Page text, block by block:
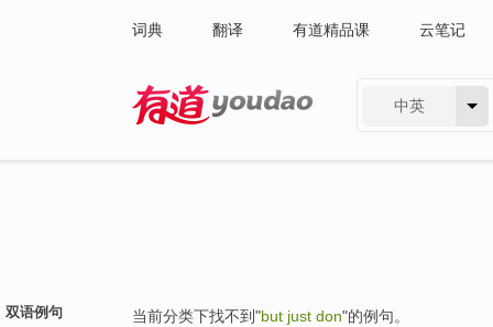
词典 翻译 有道精品课 云笔记
中英
双语例句 当前分类下找不到"but just don"的例句。